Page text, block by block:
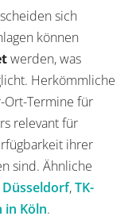
sich
können
werden, was
Herkömmliche
Ort-Termine für
relevant für
ihrer
sind. Ähnliche
Düsseldorf,TK-
in Köln.